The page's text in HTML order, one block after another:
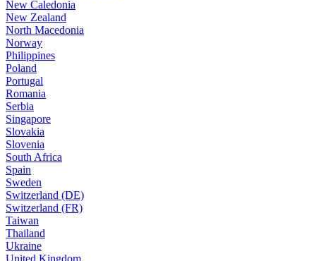
New Caledonia
New Zealand
North Macedonia
Norway
Philippines
Poland
Portugal
Romania
Serbia
Singapore
Slovakia
Slovenia
South Africa
Spain
Sweden
Switzerland (DE)
Switzerland (FR)
Taiwan
Thailand
Ukraine
United Kingdom